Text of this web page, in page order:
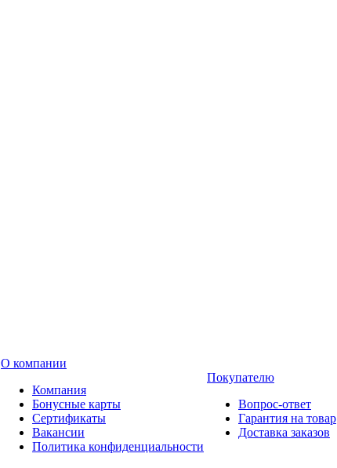
О компании
Компания
Бонусные карты
Сертификаты
Вакансии
Политика конфиденциальности
Покупателю
Вопрос-ответ
Гарантия на товар
Доставка заказов